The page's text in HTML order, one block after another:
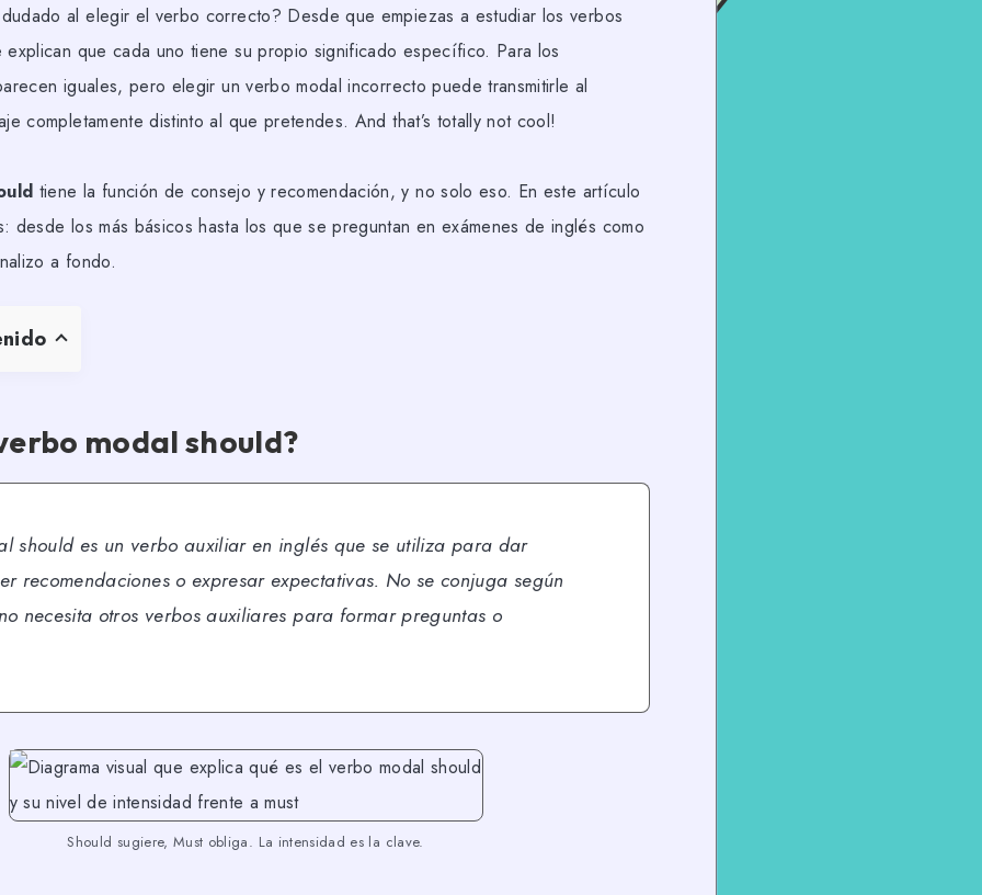
al elegir el verbo correcto? Desde que empiezas a estudiar los verbos
explican que cada uno tiene su propio significado específico. Para los
iguales, pero elegir un verbo modal incorrecto puede transmitirle al
completamente distinto al que pretendes. And that’s totally not cool!
tiene la función de consejo y recomendación, y no solo eso. En este artículo
desde los más básicos hasta los que se preguntan en exámenes de inglés como
a fondo.
modal should?
should es un verbo auxiliar en inglés que se utiliza para dar
recomendaciones o expresar expectativas. No se conjuga según
necesita otros verbos auxiliares para formar preguntas o
Should sugiere, Must obliga. La intensidad es la clave.